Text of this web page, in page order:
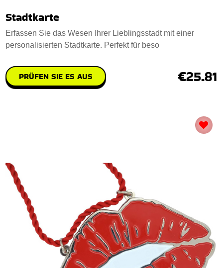
Stadtkarte
Erfassen Sie das Wesen Ihrer Lieblingsstadt mit einer
personalisierten Stadtkarte. Perfekt für beso
PRÜFEN SIE ES AUS €25.81